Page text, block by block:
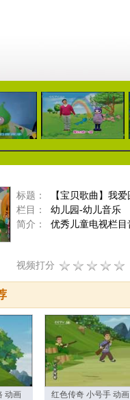
01:00 03:44
标题：
【宝贝歌曲】我爱
栏目：
幼儿园-幼儿音乐
简介：
优秀儿童电视栏
视频打分
动画
红色传奇 小号手 动画